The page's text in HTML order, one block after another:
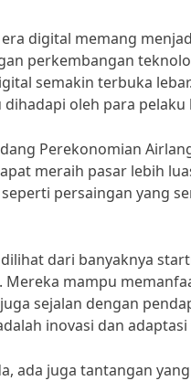
digital memang
perkembangan
semakin terbuka
oleh para pelaku
Perekonomian
meraih pasar lebih
persaingan yang
dari banyaknya
Mereka mampu
sejalan dengan
inovasi dan
ada juga tantangan